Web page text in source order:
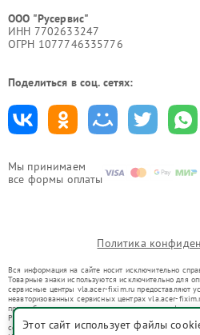
Мы принимаем
все формы оплаты
ООО "Русервис"
ИНН 7702633247
ОГРН 1077746335776
Поделиться в соц. сетях:
Политика
Вся информация на сайте носит исключительно
Товарные знаки используются исключительно для
сервисные центры vla.acer-fixim.ru предоставляют
неавторизованных сервисных центрах vla.acer-
правообладателями товарных знаков или их
Ремонт осуществляется для устройств, уже
со статьей 1487 ГК РФ.
Этот сайт использует файлы